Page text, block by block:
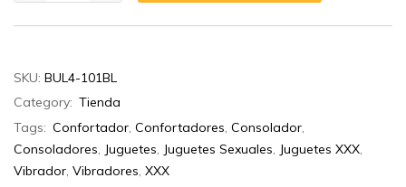
SKU: BUL4-101BL
Category: Tienda
Tags: Confortador, Confortadores, Consolador,
Consoladores, Juguetes, Juguetes Sexuales, Juguetes XXX,
Vibrador, Vibradores, XXX